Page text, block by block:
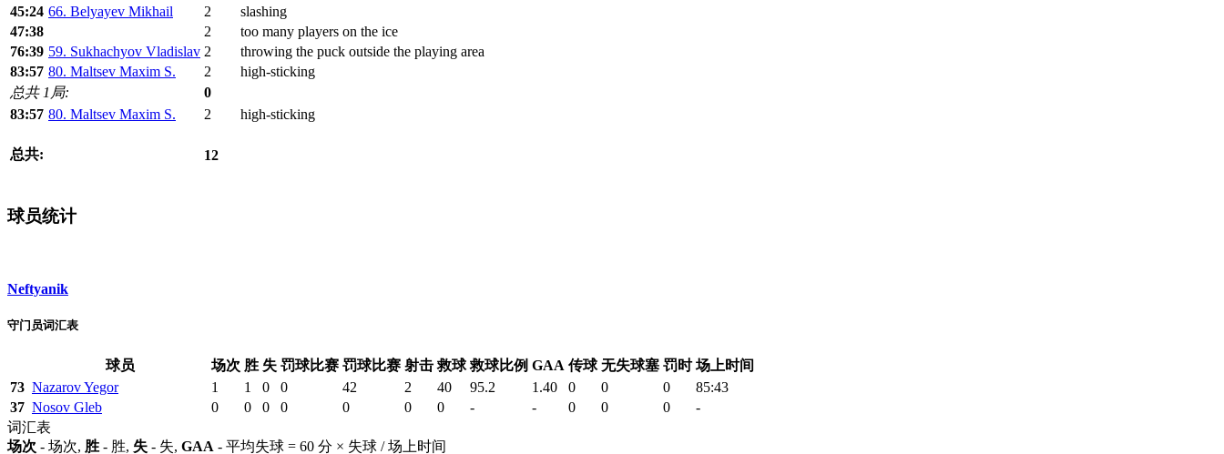
45:24 66. Belyayev Mikhail 2
slashing
47:38
2
too many players on the ice
76:39 59. Sukhachyov Vladislav 2
throwing the puck outside the playing area
83:57 80. Maltsev Maxim S. 2
high-sticking
总共 1局:
0
83:57 80. Maltsev Maxim S. 2 high-sticking
总共: 12
球员统计
Neftyanik
守门员词汇表
球员 场次 胜 失 罚球比赛 罚球比赛 射击 救球 救球比例 GAA 传球 无失球塞 罚时 场上时间
73 Nazarov Yegor 1 1 0 0 42 2 40 95.2 1.40 0 0 0
85:43
37 Nosov Gleb 0 0 0 0 0 0 0 - - 0 0 0
-
词汇表
场次 - 场次, 胜 - 胜, 失 - 失, GAA - 平均失球 = 60 分 × 失球 / 场上时间